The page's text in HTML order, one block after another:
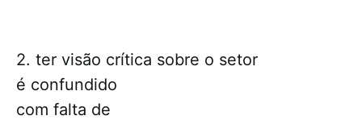
2. ter visão crítica sobre o setor
é confundido
com falta de